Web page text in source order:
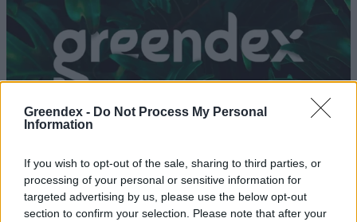
Greendex - Do Not Process My Personal
Information
If you wish to opt-out of the sale, sharing to third parties, or
processing of your personal or sensitive information for
targeted advertising by us, please use the below opt-out
section to confirm your selection. Please note that after your